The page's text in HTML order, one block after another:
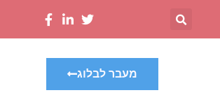
מעבר לבלוג